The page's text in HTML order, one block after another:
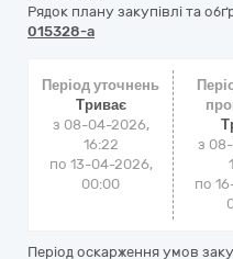
Рядок плану закупівлі та
015328-a
Період уточнень
Триває
з 08-04-2026,
16:22
по 13-04-2026,
00:00
з
по
Період оскарження умов